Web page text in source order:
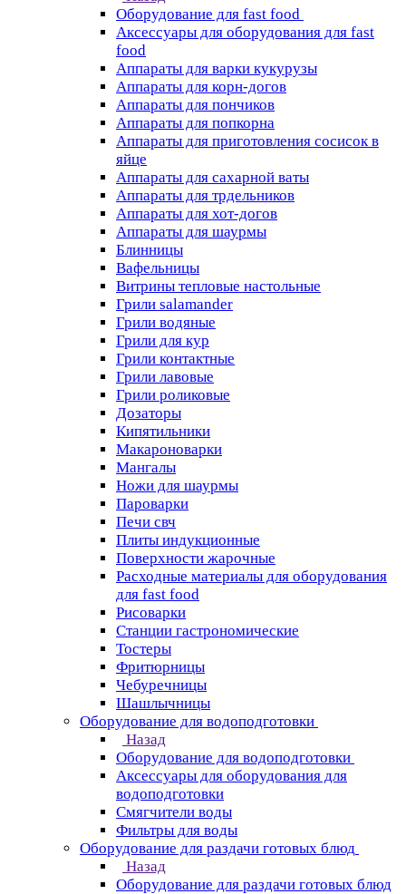
Оборудование для fast food
Аксессуары для оборудования для fast
food
Аппараты для варки кукурузы
Аппараты для корн-догов
Аппараты для пончиков
Аппараты для попкорна
Аппараты для приготовления сосисок в
яйце
Аппараты для сахарной ваты
Аппараты для трдельников
Аппараты для хот-догов
Аппараты для шаурмы
Блинницы
Вафельницы
Витрины тепловые настольные
Грили salamander
Грили водяные
Грили для кур
Грили контактные
Грили лавовые
Грили роликовые
Дозаторы
Кипятильники
Макароноварки
Мангалы
Ножи для шаурмы
Пароварки
Печи свч
Плиты индукционные
Поверхности жарочные
Расходные материалы для оборудования
для fast food
Рисоварки
Станции гастрономические
Тостеры
Фритюрницы
Чебуречницы
Шашлычницы
Оборудование для водоподготовки
Назад
Оборудование для водоподготовки
Аксессуары для оборудования для
водоподготовки
Смягчители воды
Фильтры для воды
Оборудование для раздачи готовых блюд
Назад
Оборудование для раздачи готовых блюд